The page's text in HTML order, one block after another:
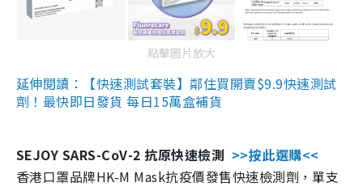
點擊圖片放大
延伸閱讀：【快速測試套裝】鄰住買開賣$9.9快速測試
劑！最快即日發貨 每日15萬盒補貨
SEJOY SARS-CoV-2 抗原快速檢測 >>按此選購<<
香港口罩品牌HK-M Mask抗疫價發售快速檢測劑，單支